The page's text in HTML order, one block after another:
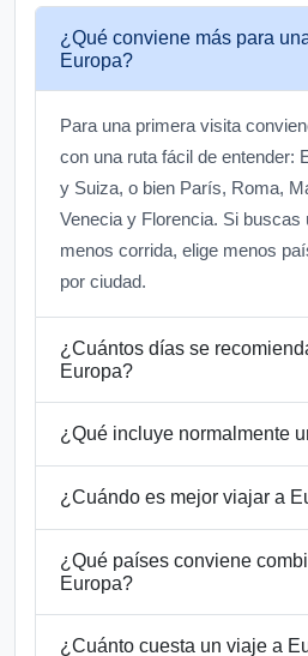
¿Qué conviene más para
Europa?
Para una primera visita
con una ruta fácil de entender:
y Suiza, o bien París, Roma,
Venecia y Florencia. Si buscas
menos corrida, elige menos
por ciudad.
¿Cuántos días se
Europa?
¿Qué incluye normalmente
¿Cuándo es mejor viajar a
¿Qué países conviene
Europa?
¿Cuánto cuesta un viaje a